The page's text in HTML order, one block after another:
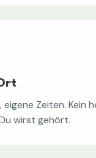
eigene Zeiten. Kein
wirst gehört.